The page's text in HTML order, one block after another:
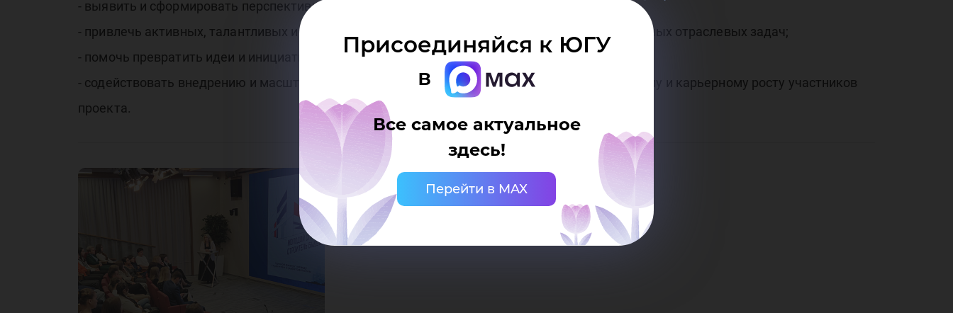
Присоединяйся к ЮГУ
в
Все самое актуальное
здесь!
Перейти в MAX
- выявить и сформировать перспективные идеи по развитию строительной отрасли;
- привлечь активных, талантливых и проектно-мыслящих специалистов к решению приоритетных отраслевых задач;
- помочь превратить идеи и инициативы в конкретные проекты;
- содействовать внедрению и масштабированию лучших проектов, а также профессиональному и карьерному росту участников
проекта.